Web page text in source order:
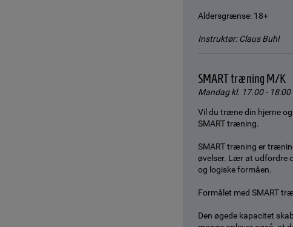
Aldersgrænse: 18+
Instruktør: Claus Buhl
SMART træning M/K
Mandag kl. 17.00 -
Vil du træne din hjerne
SMART træning.
SMART træning er
øvelser. Lær at udfordre
og logiske formåen.
Formålet med SMART
Den øgede kapacitet